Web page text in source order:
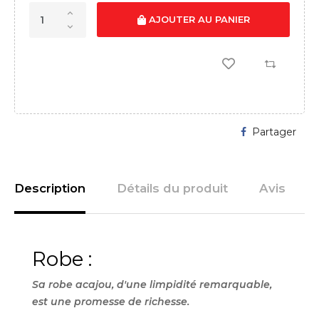
AJOUTER AU PANIER
Partager
Description Détails du produit Avis
Robe :
Sa robe acajou, d'une limpidité remarquable,
est une promesse de richesse.